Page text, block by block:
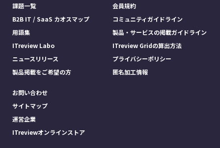
課題一覧
B2B IT / SaaS カオスマップ
用語集
ITreview Labo
ニュースリリース
製品掲載をご希望の方
会員規約
コミュニティガイドライン
製品・サービスの掲載ガイドライン
ITreview Gridの算出方法
プライバシーポリシー
匿名加工情報
お問い合わせ
サイトマップ
運営企業
ITreviewオンラインストア